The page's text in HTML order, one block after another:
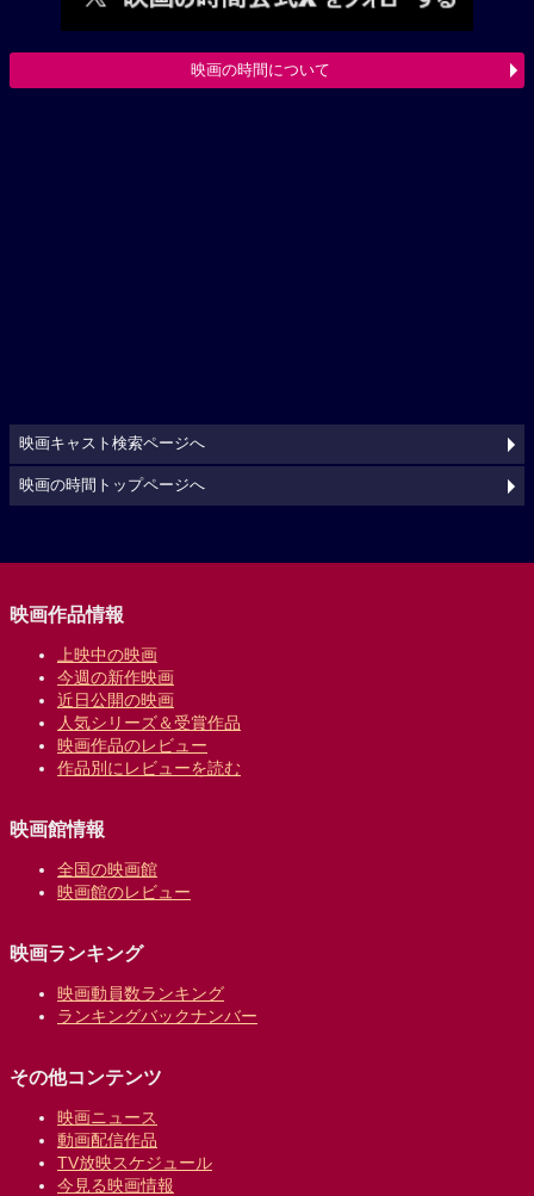
映画の時間について
映画キャスト検索ページへ
映画の時間トップページへ
映画作品情報
上映中の映画
今週の新作映画
近日公開の映画
人気シリーズ＆受賞作品
映画作品のレビュー
作品別にレビューを読む
映画館情報
全国の映画館
映画館のレビュー
映画ランキング
映画動員数ランキング
ランキングバックナンバー
その他コンテンツ
映画ニュース
動画配信作品
TV放映スケジュール
今見る映画情報